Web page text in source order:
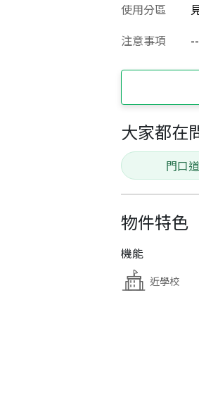
使用分區
注意事項
--
大家都在
門口
物件特色
機能
近學校